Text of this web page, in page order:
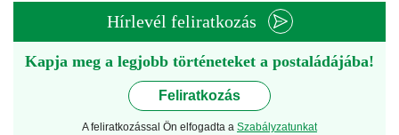
Hírlevél feliratkozás
Kapja meg a legjobb történeteket a postaládájába!
Feliratkozás
A feliratkozással Ön elfogadta a Szabályzatunkat